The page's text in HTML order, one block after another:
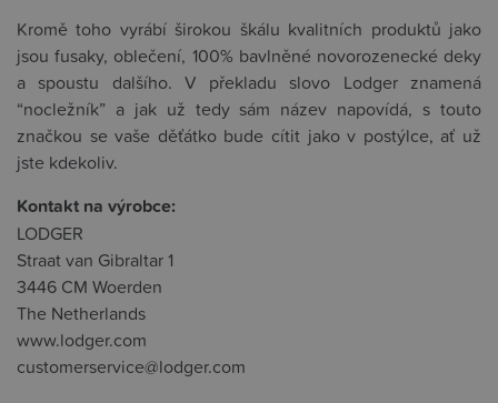
Kromě toho vyrábí širokou škálu kvalitních produktů jako
jsou fusaky, oblečení, 100% bavlněné novorozenecké deky
a spoustu dalšího. V překladu slovo Lodger znamená
“nocležník” a jak už tedy sám název napovídá, s touto
značkou se vaše děťátko bude cítit jako v postýlce, ať už
jste kdekoliv.
Kontakt na výrobce:
LODGER
Straat van Gibraltar 1
3446 CM Woerden
The Netherlands
www.lodger.com
customerservice@lodger.com